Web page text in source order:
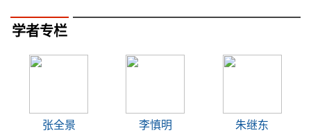
学者专栏
张全景 李慎明 朱继东